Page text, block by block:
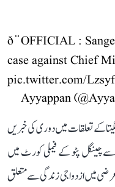
ð¨OFFICIAL :
case against Chief
pic.twitter.com/
سنگیتا کے تعلقات میں دوری کی خبریں
کی جانب سے چینگل پٹو کے فیملی کورٹ میں
میں ازدواجی زندگی سے متعلق